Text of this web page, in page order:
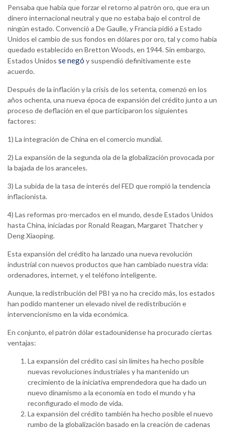
Pensaba que había que forzar el retorno al patrón oro, que era un
dinero internacional neutral y que no estaba bajo el control de
ningún estado. Convenció a De Gaulle, y Francia pidió a Estado
Unidos el cambio de sus fondos en dólares por oro, tal y como había
quedado establecido en Bretton Woods, en 1944. Sin embargo,
Estados Unidos se negó y suspendió definitivamente este
acuerdo.
Después de la inflación y la crisis de los setenta, comenzó en los
años ochenta, una nueva época de expansión del crédito junto a un
proceso de deflación en el que participaron los siguientes
factores:
1) La integración de China en el comercio mundial.
2) La expansión de la segunda ola de la globalización provocada por
la bajada de los aranceles.
3) La subida de la tasa de interés del FED que rompió la tendencia
inflacionista.
4) Las reformas pro-mercados en el mundo, desde Estados Unidos
hasta China, iniciadas por Ronald Reagan, Margaret Thatcher y
Deng Xiaoping.
Esta expansión del crédito ha lanzado una nueva revolución
industrial con nuevos productos que han cambiado nuestra vida:
ordenadores, internet, y el teléfono inteligente.
Aunque, la redistribución del PBI ya no ha crecido más, los estados
han podido mantener un elevado nivel de redistribución e
intervencionismo en la vida económica.
En conjunto, el patrón dólar estadounidense ha procurado ciertas
ventajas:
La expansión del crédito casi sin límites ha hecho posible
nuevas revoluciones industriales y ha mantenido un
crecimiento de la iniciativa emprendedora que ha dado un
nuevo dinamismo a la economía en todo el mundo y ha
reconfigurado el modo de vida.
La expansión del crédito también ha hecho posible el nuevo
rumbo de la globalización basado en la creación de cadenas